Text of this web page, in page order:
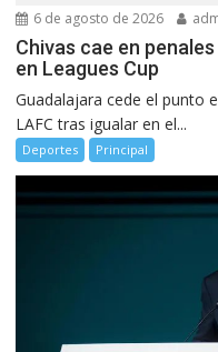
6 de agosto de 2026
Chivas cae en
en Leagues Cup
Guadalajara cede el punto
LAFC tras igualar en el...
Deportes Principal